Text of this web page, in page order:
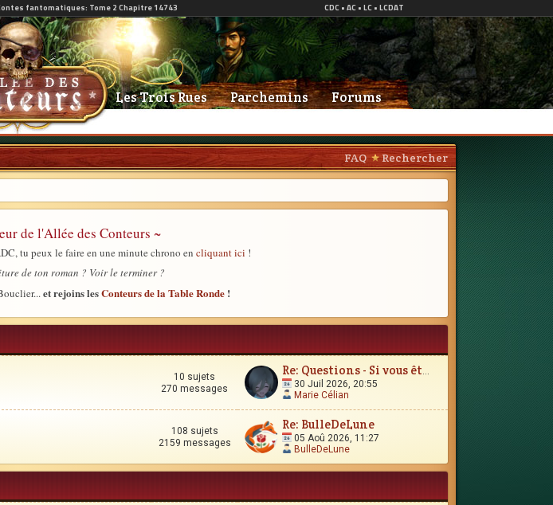
Les Trois Rues Parchemins Forums
FAQ Rechercher
de l'Allée des Conteurs ~
tu peux le faire en une minute chrono en cliquant ici !
de ton roman ? Voir le terminer ?
et rejoins lesConteurs de la Table Ronde !
10 sujets
270 messages
Re: Questions - Si vous êtes perdus, ou si vous vous interro
30 Juil 2026, 20:55
Marie Célian
108 sujets
2159 messages
Re: BulleDeLune
05 Aoû 2026, 11:27
BulleDeLune